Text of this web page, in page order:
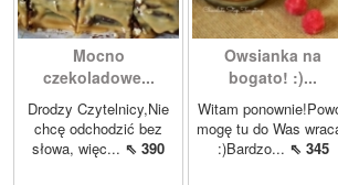
Mocno
czekoladowe...
Drodzy Czytelnicy,Nie
chcę odchodzić bez
słowa, więc... ⇖ 390
Owsianka na
bogato! :)...
Witam
mogę tu do Was
:)Bardzo... ⇖ 345